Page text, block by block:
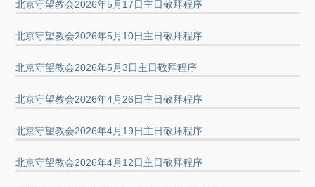
北京守望教会2026年5月17日主日敬拜程序
北京守望教会2026年5月10日主日敬拜程序
北京守望教会2026年5月3日主日敬拜程序
北京守望教会2026年4月26日主日敬拜程序
北京守望教会2026年4月19日主日敬拜程序
北京守望教会2026年4月12日主日敬拜程序